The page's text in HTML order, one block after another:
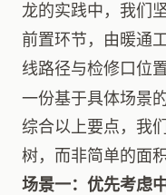
龙的实践中，我们
前置环节，由暖通
线路径与检修口位
一份基于具体场景
综合以上要点，我
树，而非简单的面
场景一：优先考虑